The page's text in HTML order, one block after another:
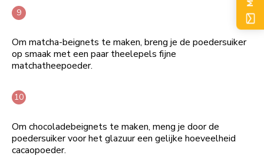
Om matcha-beignets te maken, breng je de poedersuiker
op smaak met een paar theelepels fijne
matchatheepoeder.
Om chocoladebeignets te maken, meng je door de
poedersuiker voor het glazuur een gelijke hoeveelheid
cacaopoeder.